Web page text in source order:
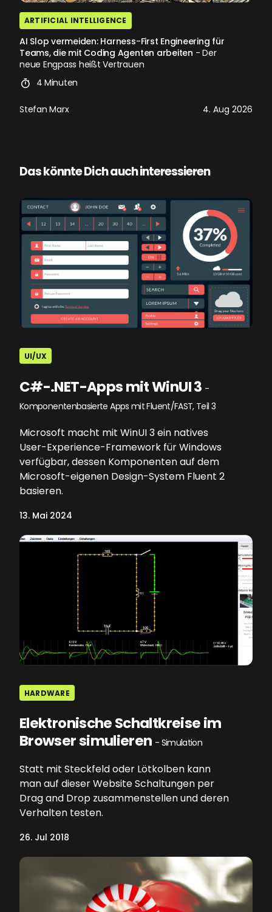
ARTIFICIAL INTELLIGENCE
AI Slop vermeiden: Harness-First Engineering für
Teams, die mit Coding Agenten arbeiten - Der
neue Engpass heißt Vertrauen
4 Minuten
Stefan Marx 4. Aug 2026
Das könnte Dich auch interessieren
UI/UX
C#-.NET-Apps mit WinUI 3 -
Komponentenbasierte Apps mit Fluent/FAST, Teil 3
Microsoft macht mit WinUI 3 ein natives
User-Experience-Framework für Windows
verfügbar, dessen Komponenten auf dem
Microsoft-eigenen Design-System Fluent 2
basieren.
13. Mai 2024
HARDWARE
Elektronische Schaltkreise im
Browser simulieren - Simulation
Statt mit Steckfeld oder Lötkolben kann
man auf dieser Website Schaltungen per
Drag and Drop zusammenstellen und deren
Verhalten testen.
26. Jul 2018